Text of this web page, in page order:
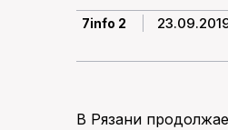
7info 2
В Рязани